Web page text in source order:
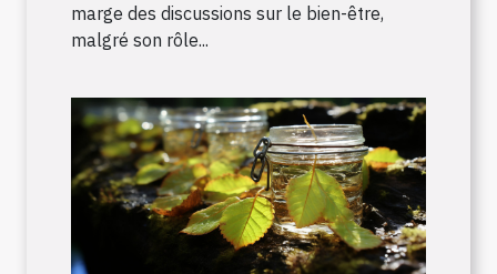
marge des discussions sur le bien-être,
malgré son rôle...